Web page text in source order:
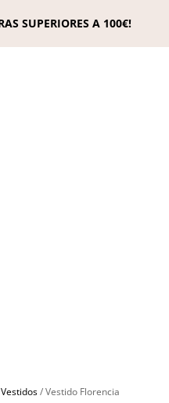
SUPERIORES A 100€!
Vestidos/ Vestido Florencia